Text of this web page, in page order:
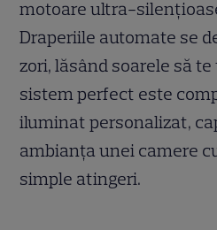
motoare ultra-
Draperiile automate se
zori, lăsând soarele să
sistem perfect este
iluminat personalizat,
ambianța unei camere
simple atingeri.